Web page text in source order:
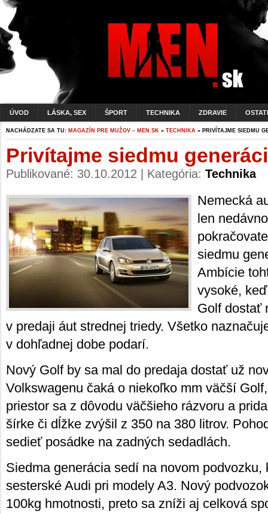
ÚVOD LÁSKA, SEX ŠPORT TECHNIKA ZDRAVIE
NACHÁDZATE SA TU: MAGAZÍN PRE MUŽOV – MEN.SK » TECHNIKA » PRIVÍTAJME SIEDMU
Privítajme siedmu
Publikované: 30.10.2012 | Kategória: Technika
Nemecká
len
siedmu
Ambície
vysoké,
Golf dostať
v predaji áut strednej triedy. Všetko
v dohľadnej dobe podarí.
Nový Golf by sa mal do predaja dostať už
Volkswagenu čaká o niekoľko mm väčší
priestor sa z dôvodu väčšieho rázvoru a
šírke či dĺžke zvýšil z 350 na 380 litrov.
sedieť posádke na zadných sedadlách.
Siedma generácia sedí na novom
sesterské Audi pri modely A3. Nový
100kg hmotnosti, preto sa zníži aj celková